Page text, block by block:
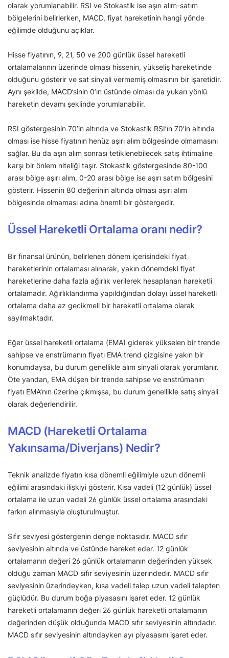
olarak yorumlanabilir. RSI ve Stokastik ise aşırı alım-satım
bölgelerini belirlerken, MACD, fiyat hareketinin hangi yönde
eğilimde olduğunu açıklar.
Hisse fiyatının, 9, 21, 50 ve 200 günlük üssel hareketli
ortalamalarının üzerinde olması hissenin, yükseliş hareketinde
olduğunu gösterir ve sat sinyali vermemiş olmasının bir işaretidir.
Aynı şekilde, MACD’sinin 0’ın üstünde olması da yukarı yönlü
hareketin devamı şeklinde yorumlanabilir.
RSI göstergesinin 70’in altında ve Stokastik RSI’ın 70’in altında
olması ise hisse fiyatının henüz aşırı alım bölgesinde olmamasını
sağlar. Bu da aşırı alım sonrası tetiklenebilecek satış ihtimaline
karşı bir önlem niteliği taşır. Stokastik göstergesinde 80-100
arası bölge aşırı alım, 0-20 arası bölge ise aşırı satım bölgesini
gösterir. Hissenin 80 değerinin altında olması aşırı alım
bölgesinde olmaması adına önemli bir göstergedir.
Üssel Hareketli Ortalama oranı nedir?
Bir finansal ürünün, belirlenen dönem içerisindeki fiyat
hareketlerinin ortalaması alınarak, yakın dönemdeki fiyat
hareketlerine daha fazla ağırlık verilerek hesaplanan hareketli
ortalamadır. Ağırlıklandırma yapıldığından dolayı üssel hareketli
ortalama daha az gecikmeli bir hareketli ortalama olarak
sayılmaktadır.
Eğer üssel hareketli ortalama (EMA) giderek yükselen bir trende
sahipse ve enstrümanın fiyatı EMA trend çizgisine yakın bir
konumdaysa, bu durum genellikle alım sinyali olarak yorumlanır.
Öte yandan, EMA düşen bir trende sahipse ve enstrümanın
fiyatı EMA’nın üzerine çıkmışsa, bu durum genellikle satış sinyali
olarak değerlendirilir.
MACD (Hareketli Ortalama
Yakınsama/Diverjans) Nedir?
Teknik analizde fiyatın kısa dönemli eğilimiyle uzun dönemli
eğilimi arasındaki ilişkiyi gösterir. Kısa vadeli (12 günlük) üssel
ortalama ile uzun vadeli 26 günlük üssel ortalama arasındaki
farkın alınmasıyla oluşturulmuştur.
Sıfır seviyesi göstergenin denge noktasıdır. MACD sıfır
seviyesinin altında ve üstünde hareket eder. 12 günlük
ortalamanın değeri 26 günlük ortalamanın değerinden yüksek
olduğu zaman MACD sıfır seviyesinin üzerindedir. MACD sıfır
seviyesinin üzerindeyken, kısa vadeli talep uzun vadeli talepten
güçlüdür. Bu durum boğa piyasasını işaret eder. 12 günlük
hareketli ortalamanın değeri 26 günlük hareketli ortalamanın
değerinden düşük olduğunda MACD sıfır seviyesinin altındadır.
MACD sıfır seviyesinin altındayken ayı piyasasını işaret eder.